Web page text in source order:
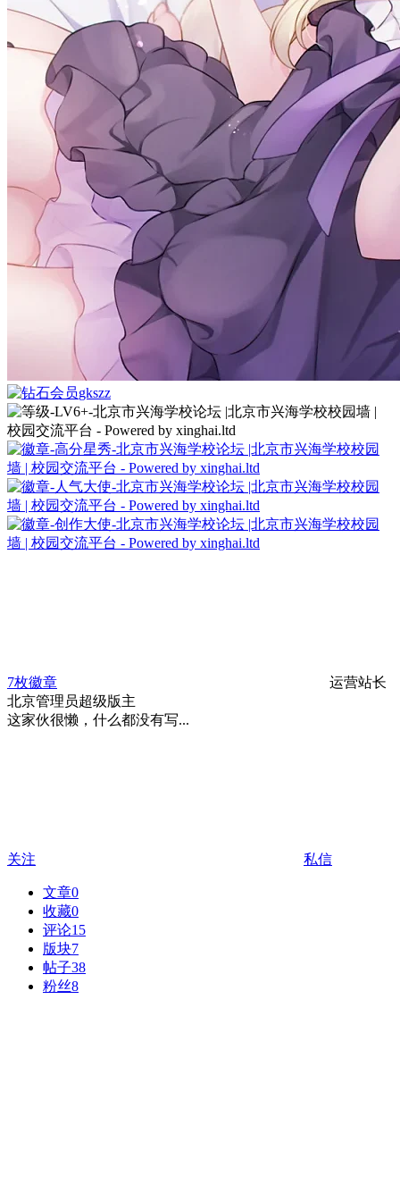
gkszz
7枚徽章
运营站长
北京管理员超级版主
这家伙很懒，什么都没有写...
关注 私信
文章0
收藏0
评论15
版块7
帖子38
粉丝8